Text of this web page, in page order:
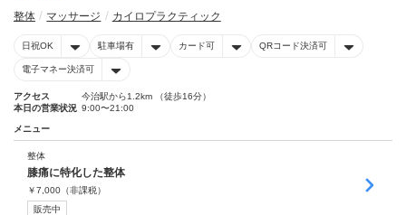
整体 マッサージ カイロプラクティック
日祝OK 駐車場有 カード可 QRコード決済可
電子マネー決済可
アクセス
今治駅から1.2km （徒歩16分）
本日の営業状況 9:00〜21:00
メニュー
整体
膝痛に特化した整体
￥7,000 （非課税）
販売中